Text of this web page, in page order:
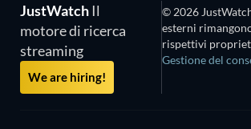
JustWatch Il
motore di ricerca
streaming
We are hiring!
© 2026
esterni
rispettivi
Gestione del